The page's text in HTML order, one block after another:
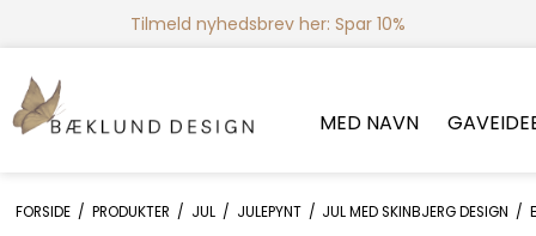
Tilmeld nyhedsbrev her: Spar 10%
MED NAVN
FORSIDE / PRODUKTER / JUL / JULEPYNT / JUL MED SKINBJERG DESIGN /